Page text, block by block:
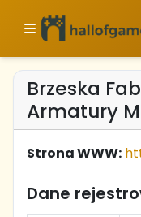
Brzeska
Armatury
Strona WWW:
Dane